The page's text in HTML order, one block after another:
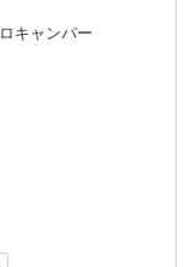
キャンパー